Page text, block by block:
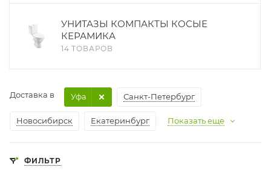
УНИТАЗЫ КОМПАКТЫ КОСЫЕ
КЕРАМИКА
14 ТОВАРОВ
Доставка в Санкт-Петербург
Новосибирск Екатеринбург
Уфа
Показать еще
ФИЛЬТР